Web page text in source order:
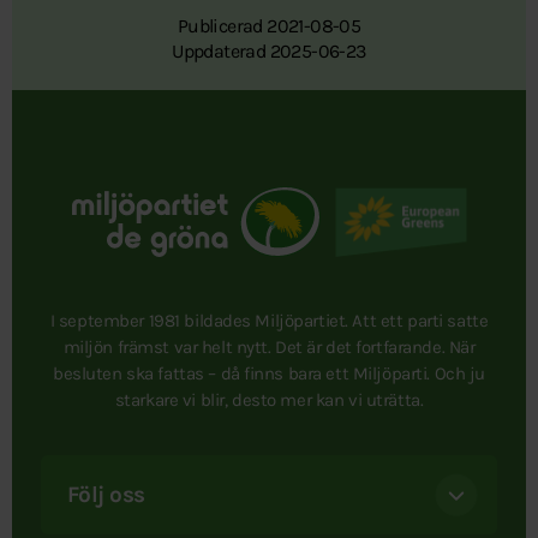
Publicerad 2021-08-05
Uppdaterad 2025-06-23
I september 1981 bildades Miljöpartiet. Att ett parti satte
miljön främst var helt nytt. Det är det fortfarande. När
besluten ska fattas – då finns bara ett Miljöparti. Och ju
starkare vi blir, desto mer kan vi uträtta.
Följ oss